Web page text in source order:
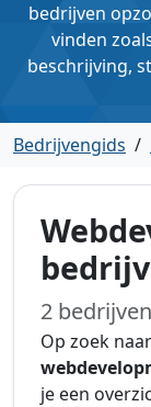
bedrijven
vinden
beschrijving,
Bedrijvengids /
2
Op zoek
je een